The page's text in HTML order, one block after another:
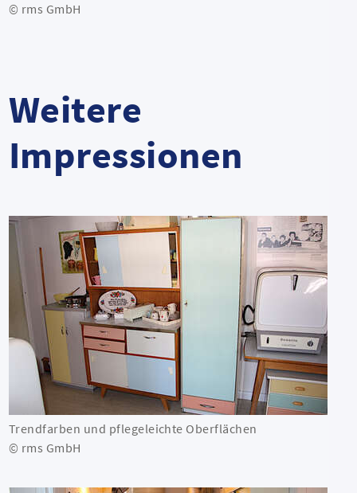
© rms GmbH
Weitere
Impressionen
Trendfarben und pflegeleichte Oberflächen
© rms GmbH